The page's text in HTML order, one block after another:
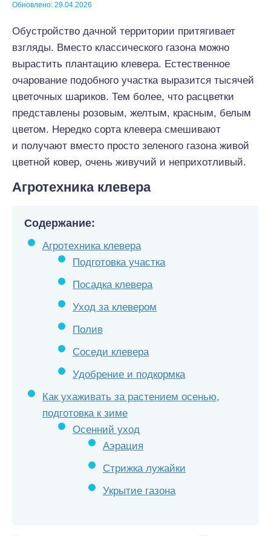
Обновлено: 29.04.2026
Обустройство дачной территории притягивает
взгляды. Вместо классического газона можно
вырастить плантацию клевера. Естественное
очарование подобного участка выразится тысячей
цветочных шариков. Тем более, что расцветки
представлены розовым, желтым, красным, белым
цветом. Нередко сорта клевера смешивают
и получают вместо просто зеленого газона живой
цветной ковер, очень живучий и неприхотливый.
Агротехника клевера
Содержание:
Агротехника клевера
Подготовка участка
Посадка клевера
Уход за клевером
Полив
Соседи клевера
Удобрение и подкормка
Как ухаживать за растением осенью,
подготовка к зиме
Осенний уход
Аэрация
Стрижка лужайки
Укрытие газона